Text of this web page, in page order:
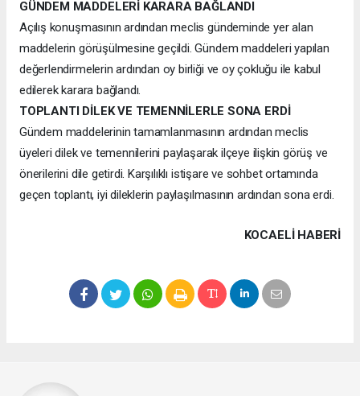
GÜNDEM MADDELERİ KARARA BAĞLANDI
Açılış konuşmasının ardından meclis gündeminde yer alan
maddelerin görüşülmesine geçildi. Gündem maddeleri yapılan
değerlendirmelerin ardından oy birliği ve oy çokluğu ile kabul
edilerek karara bağlandı.
TOPLANTI DİLEK VE TEMENNİLERLE SONA ERDİ
Gündem maddelerinin tamamlanmasının ardından meclis
üyeleri dilek ve temennilerini paylaşarak ilçeye ilişkin görüş ve
önerilerini dile getirdi. Karşılıklı istişare ve sohbet ortamında
geçen toplantı, iyi dileklerin paylaşılmasının ardından sona erdi.
KOCAELI HABERİ